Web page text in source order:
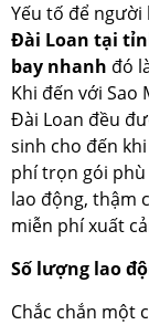
Yếu tố để
Đài Loan tại
bay nhanh đó
Khi đến với Sao
Đài Loan đều
sinh cho đến
phí trọn gói
lao động, thậm
miễn phí xuất
Số lượng lao
Chắc chắn một